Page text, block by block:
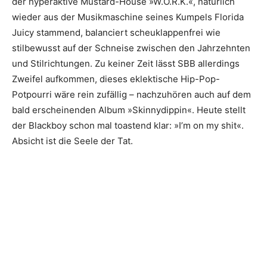
wieder aus der Musikmaschine seines Kumpels Florida
Juicy stammend, balanciert scheuklappenfrei wie
stilbewusst auf der Schneise zwischen den Jahrzehnten
und Stilrichtungen. Zu keiner Zeit lässt SBB allerdings
Zweifel aufkommen, dieses eklektische Hip-Pop-
Potpourri wäre rein zufällig – nachzuhören auch auf dem
bald erscheinenden Album »Skinnydippin«. Heute stellt
der Blackboy schon mal toastend klar: »I’m on my shit«.
Absicht ist die Seele der Tat.